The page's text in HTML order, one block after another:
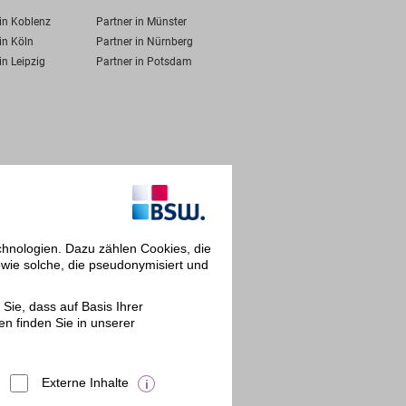
Koblenz
Partner in Münster
Köln
Partner in Nürnberg
Leipzig
Partner in Potsdam
Dazu zählen Cookies, die
solche, die pseudonymisiert und
dass auf Basis Ihrer
finden Sie in unserer
Externe Inhalte